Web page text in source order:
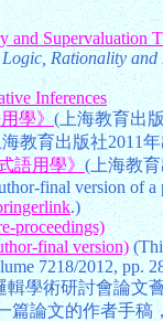
and Supervaluation
Rationality
Inferences
學》(上海教育出
教育出版社2011
語用學》(上海教
final version of a
.)
proceedings)
final version)
7218/2012, pp.
輯學術研討會論文
篇論文的作者手稿